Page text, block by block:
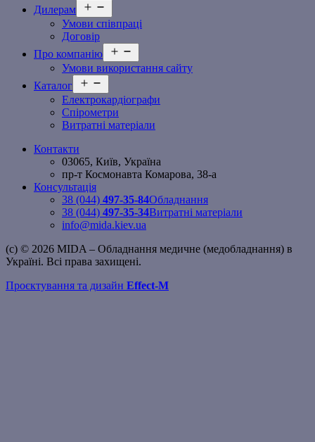
Дилерам
меню
Умови співпраці
Договір
Про компанію
меню
Умови використання сайту
Каталог
меню
Електрокардіографи
Спірометри
Витратні матеріали
Контакти
03065, Київ, Україна
пр-т Космонавта Комарова, 38-а
Консультація
38 (044) 497-35-84Обладнання
38 (044) 497-35-34Витратні матеріали
info@mida.kiev.ua
(c) © 2026 MIDA – Обладнання медичне (медобладнання) в
Україні. Всі права захищені.
Проєктування та дизайн Effect-M